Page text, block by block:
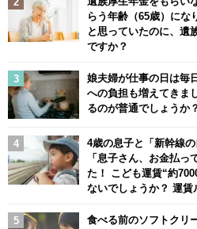
らう年齢（65歳）にな
と思っていたのに、遺
ですか？
娘夫婦が仕事の日は毎
への負担も増えてきま
るのが普通でしょうか？
4歳の息子と「新幹線
「息子さん、お金払っ
た！ こども運賃“約
ないでしょうか？ 運賃
食べる前のソフトクリ